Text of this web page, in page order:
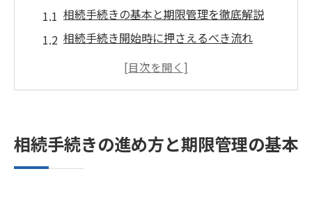
相続手続きの基本と期限管理を徹底解説
相続手続き開始時に押さえるべき流れ
相続の期限設定と実務での注意点
期限を守るための相続手続きチェックリス
ト
相続手続きの進め方と期限管理の基本